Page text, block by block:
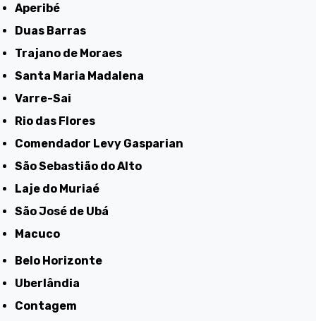
Aperibé
Duas Barras
Trajano de Moraes
Santa Maria Madalena
Varre-Sai
Rio das Flores
Comendador Levy Gasparian
São Sebastião do Alto
Laje do Muriaé
São José de Ubá
Macuco
Belo Horizonte
Uberlândia
Contagem